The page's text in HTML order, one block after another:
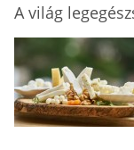
A világ